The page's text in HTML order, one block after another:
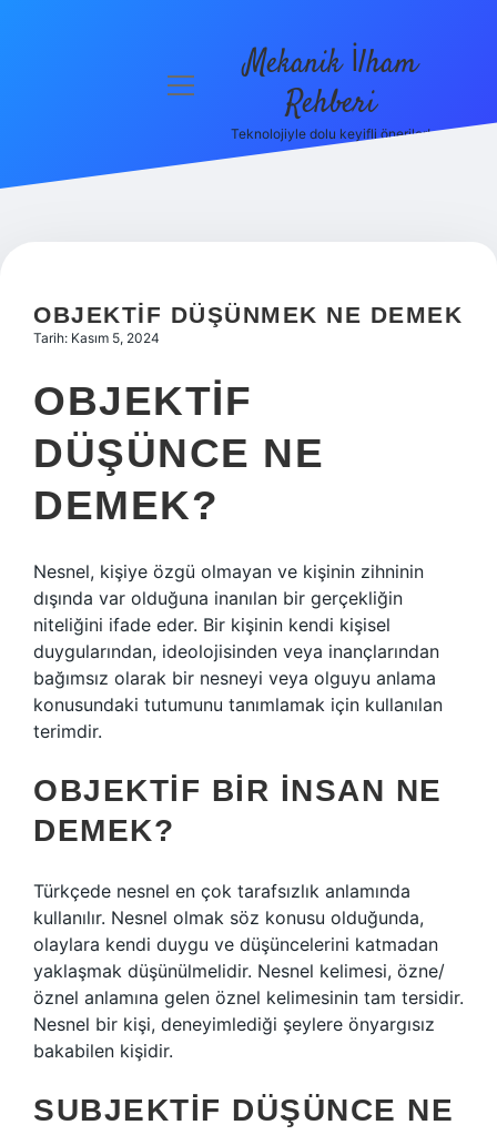
Hakkımızda
menüyü
Mekanik İlham
Rehberi
Teknolojiyle dolu keyifli öneriler!
OBJEKTIF DÜŞÜNMEK NE DEMEK
Tarih: Kasım 5, 2024
OBJEKTIF
DÜŞÜNCE NE
DEMEK?
Nesnel, kişiye özgü olmayan ve kişinin zihninin
dışında var olduğuna inanılan bir gerçekliğin
niteliğini ifade eder. Bir kişinin kendi kişisel
duygularından, ideolojisinden veya inançlarından
bağımsız olarak bir nesneyi veya olguyu anlama
konusundaki tutumunu tanımlamak için kullanılan
terimdir.
OBJEKTIF BIR INSAN NE
DEMEK?
Türkçede nesnel en çok tarafsızlık anlamında
kullanılır. Nesnel olmak söz konusu olduğunda,
olaylara kendi duygu ve düşüncelerini katmadan
yaklaşmak düşünülmelidir. Nesnel kelimesi, özne/
öznel anlamına gelen öznel kelimesinin tam tersidir.
Nesnel bir kişi, deneyimlediği şeylere önyargısız
bakabilen kişidir.
SUBJEKTIF DÜŞÜNCE NE